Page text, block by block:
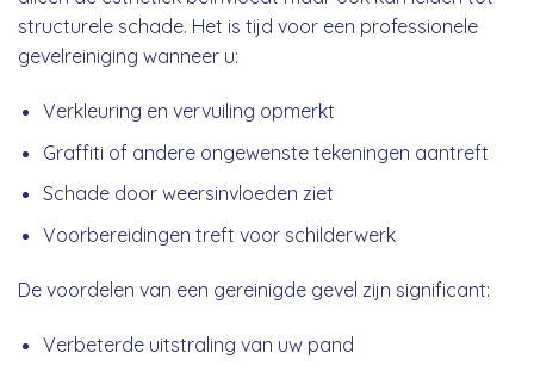
structurele schade. Het is tijd voor een professionele
gevelreiniging wanneer u:
Verkleuring en vervuiling opmerkt
Graffiti of andere ongewenste tekeningen aantreft
Schade door weersinvloeden ziet
Voorbereidingen treft voor schilderwerk
De voordelen van een gereinigde gevel zijn significant:
Verbeterde uitstraling van uw pand